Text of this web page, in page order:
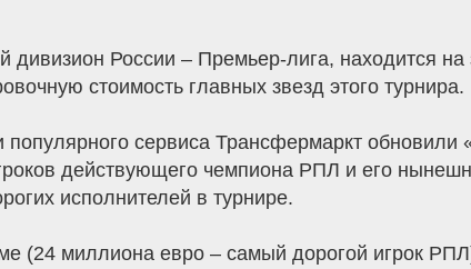
России – Премьер-лига, находится
стоимость главных звезд этого турнира.
популярного сервиса Трансфермаркт
действующего чемпиона РПЛ и его
исполнителей в турнире.
(24 миллиона евро – самый дорогой игрок